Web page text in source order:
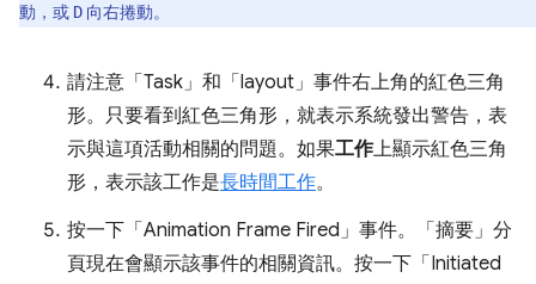
動，或 D 向右捲動。
請注意「Task」 和「layout」事件右上角的紅色三角
形。只要看到紅色三角形，就表示系統發出警告，表
示與這項活動相關的問題。如果工作上顯示紅色三角
形，表示該工作是長時間工作。
按一下「Animation Frame Fired」 事件。「摘要」 分
頁現在會顯示該事件的相關資訊。按一下「Initiated